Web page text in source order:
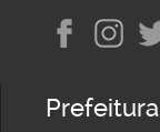
Prefeitura